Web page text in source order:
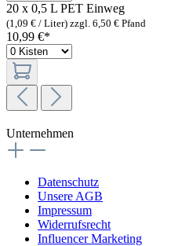
20 x 0,5 L PET Einweg
(1,09 € / Liter) zzgl. 6,50 € Pfand
10,99 €*
Unternehmen
Datenschutz
Unsere AGB
Impressum
Widerrufsrecht
Influencer Marketing